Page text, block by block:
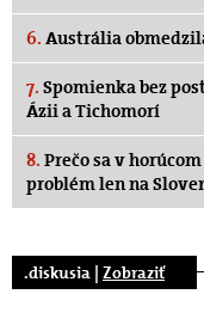
6. Austrália
7. Spomienka bez
Ázii a Tichomorí
8. Prečo sa v
problém len na
.diskusia | Zobraziť